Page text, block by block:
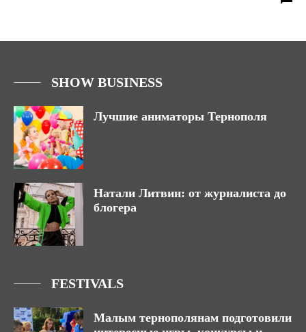
SHOW BUSINESS
Лучшие аниматоры Тернополя
Натали Литвин: от журналиста до
блогера
FESTIVALS
Малым тернополянам подготовили